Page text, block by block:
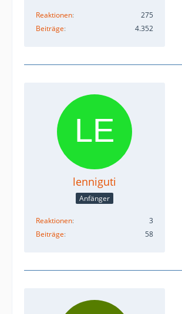
Reaktionen
275
Beiträge
4.352
lenniguti
Anfänger
Reaktionen
3
Beiträge
58